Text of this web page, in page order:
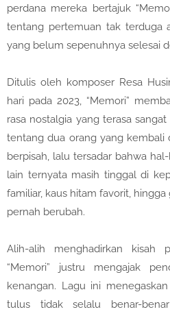
perdana mereka bertajuk
tentang pertemuan tak terduga
yang belum sepenuhnya selesai
Ditulis oleh komposer Resa
hari pada 2023, “Memori”
rasa nostalgia yang terasa
tentang dua orang yang kembali
berpisah, lalu tersadar bahwa
lain ternyata masih tinggal di
familiar, kaus hitam favorit,
pernah berubah.
Alih-alih menghadirkan kisah
“Memori” justru mengajak
kenangan. Lagu ini
tulus tidak selalu benar-